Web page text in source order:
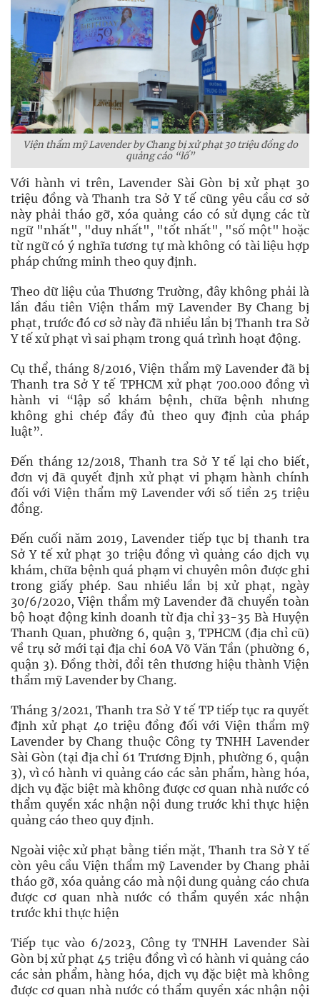
Viện thẩm mỹ Lavender by Chang bị xử phạt 30 triệu đồng do
quảng cáo “lố”
Với hành vi trên, Lavender Sài Gòn bị xử phạt 30
triệu đồng và Thanh tra Sở Y tế cũng yêu cầu cơ sở
này phải tháo gỡ, xóa quảng cáo có sử dụng các từ
ngữ "nhất", "duy nhất", "tốt nhất", "số một" hoặc
từ ngữ có ý nghĩa tương tự mà không có tài liệu hợp
pháp chứng minh theo quy định.
Theo dữ liệu của Thương Trường, đây không phải là
lần đầu tiên Viện thẩm mỹ Lavender By Chang bị
phạt, trước đó cơ sở này đã nhiều lần bị Thanh tra Sở
Y tế xử phạt vì sai phạm trong quá trình hoạt động.
Cụ thể, tháng 8/2016, Viện thẩm mỹ Lavender đã bị
Thanh tra Sở Y tế TPHCM xử phạt 700.000 đồng vì
hành vi “lập sổ khám bệnh, chữa bệnh nhưng
không ghi chép đầy đủ theo quy định của pháp
luật”.
Đến tháng 12/2018, Thanh tra Sở Y tế lại cho biết,
đơn vị đã quyết định xử phạt vi phạm hành chính
đối với Viện thẩm mỹ Lavender với số tiền 25 triệu
đồng.
Đến cuối năm 2019, Lavender tiếp tục bị thanh tra
Sở Y tế xử phạt 30 triệu đồng vì quảng cáo dịch vụ
khám, chữa bệnh quá phạm vi chuyên môn được ghi
trong giấy phép. Sau nhiều lần bị xử phạt, ngày
30/6/2020, Viện thẩm mỹ Lavender đã chuyển toàn
bộ hoạt động kinh doanh từ địa chỉ 33-35 Bà Huyện
Thanh Quan, phường 6, quận 3, TPHCM (địa chỉ cũ)
về trụ sở mới tại địa chỉ 60A Võ Văn Tần (phường 6,
quận 3). Đồng thời, đổi tên thương hiệu thành Viện
thẩm mỹ Lavender by Chang.
Tháng 3/2021, Thanh tra Sở Y tế TP tiếp tục ra quyết
định xử phạt 40 triệu đồng đối với Viện thẩm mỹ
Lavender by Chang thuộc Công ty TNHH Lavender
Sài Gòn (tại địa chỉ 61 Trương Định, phường 6, quận
3), vì có hành vi quảng cáo các sản phẩm, hàng hóa,
dịch vụ đặc biệt mà không được cơ quan nhà nước có
thẩm quyền xác nhận nội dung trước khi thực hiện
quảng cáo theo quy định.
Ngoài việc xử phạt bằng tiền mặt, Thanh tra Sở Y tế
còn yêu cầu Viện thẩm mỹ Lavender by Chang phải
tháo gỡ, xóa quảng cáo mà nội dung quảng cáo chưa
được cơ quan nhà nước có thẩm quyền xác nhận
trước khi thực hiện
Tiếp tục vào 6/2023, Công ty TNHH Lavender Sài
Gòn bị xử phạt 45 triệu đồng vì có hành vi quảng cáo
các sản phẩm, hàng hóa, dịch vụ đặc biệt mà không
được cơ quan nhà nước có thẩm quyền xác nhận nội